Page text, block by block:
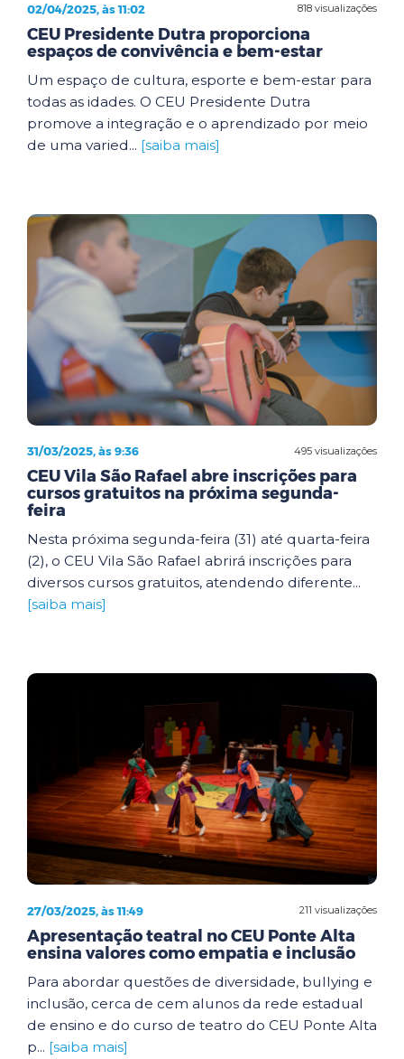
818 visualizações
02/04/2025, às 11:02
CEU Presidente Dutra proporciona
espaços de convivência e bem-estar
Um espaço de cultura, esporte e bem-estar para
todas as idades. O CEU Presidente Dutra
promove a integração e o aprendizado por meio
de uma varied... [saiba mais]
495 visualizações
31/03/2025, às 9:36
CEU Vila São Rafael abre inscrições para
cursos gratuitos na próxima segunda-
feira
Nesta próxima segunda-feira (31) até quarta-feira
(2), o CEU Vila São Rafael abrirá inscrições para
diversos cursos gratuitos, atendendo diferente...
[saiba mais]
211 visualizações
27/03/2025, às 11:49
Apresentação teatral no CEU Ponte Alta
ensina valores como empatia e inclusão
Para abordar questões de diversidade, bullying e
inclusão, cerca de cem alunos da rede estadual
de ensino e do curso de teatro do CEU Ponte Alta
p... [saiba mais]